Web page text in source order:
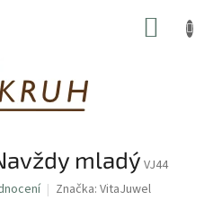
mladý VJ44
Značka: VitaJuwel